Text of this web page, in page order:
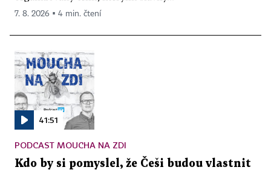
7. 8. 2026 ▪ 4 min. čtení
41:51
PODCAST MOUCHA NA ZDI
Kdo by si pomyslel, že Češi budou vlastnit